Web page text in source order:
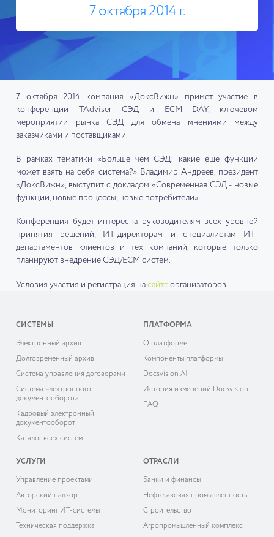
7 октября 2014 г.
7 октября 2014 компания «ДоксВижн» примет участие в
конференции TAdviser СЭД и ECM DAY, ключевом
мероприятии рынка СЭД для обмена мнениями между
заказчиками и поставщиками.
В рамках тематики «Больше чем СЭД: какие еще функции
может взять на себя система?» Владимир Андреев, президент
«ДоксВижн», выступит с докладом «Современная СЭД - новые
функции, новые процессы, новые потребители».
Конференция будет интересна руководителям всех уровней
принятия решений, ИТ-директорам и специалистам ИТ-
департаментов клиентов и тех компаний, которые только
планируют внедрение СЭД/ECM систем.
Условия участия и регистрация на сайте организаторов.
СИСТЕМЫ
Электронный архив
Долговременный архив
Система управления договорами
Система электронного
документооборота
Кадровый электронный
документооборот
Каталог всех систем
ПЛАТФОРМА
О платформе
Компоненты платформы
Docsvision AI
История изменений Docsvision
FAQ
УСЛУГИ
Управление проектами
Авторский надзор
Мониторинг ИТ-системы
Техническая поддержка
ОТРАСЛИ
Банки и финансы
Нефтегазовая промышленность
Строительство
Агропромышленный комплекс